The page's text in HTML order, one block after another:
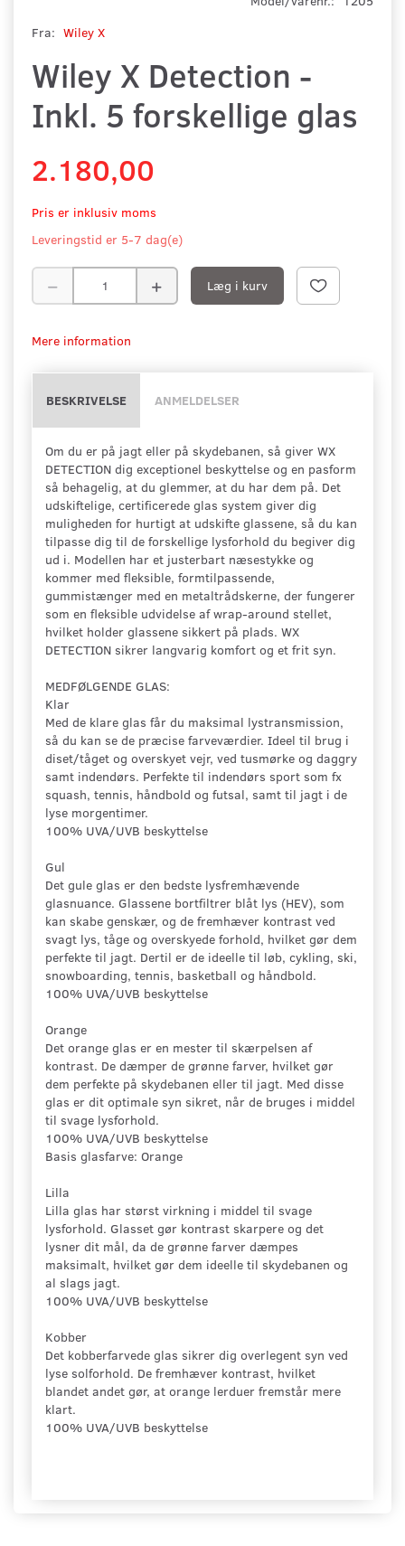
Fra: Wiley X
Wiley X Detection -
Inkl. 5 forskellige glas
2.180,00
Pris er inklusiv moms
Leveringstid er 5-7 dag(e)
Læg i kurv
Mere information
BESKRIVELSE ANMELDELSER
Om du er på jagt eller på skydebanen, så giver WX
DETECTION dig exceptionel beskyttelse og en pasform
så behagelig, at du glemmer, at du har dem på. Det
udskiftelige, certificerede glas system giver dig
muligheden for hurtigt at udskifte glassene, så du kan
tilpasse dig til de forskellige lysforhold du begiver dig
ud i. Modellen har et justerbart næsestykke og
kommer med fleksible, formtilpassende,
gummistænger med en metaltrådskerne, der fungerer
som en fleksible udvidelse af wrap-around stellet,
hvilket holder glassene sikkert på plads. WX
DETECTION sikrer langvarig komfort og et frit syn.
MEDFØLGENDE GLAS:
Klar
Med de klare glas får du maksimal lystransmission,
så du kan se de præcise farveværdier. Ideel til brug i
diset/tåget og overskyet vejr, ved tusmørke og daggry
samt indendørs. Perfekte til indendørs sport som fx
squash, tennis, håndbold og futsal, samt til jagt i de
lyse morgentimer.
100% UVA/UVB beskyttelse
Gul
Det gule glas er den bedste lysfremhævende
glasnuance. Glassene bortfiltrer blåt lys (HEV), som
kan skabe genskær, og de fremhæver kontrast ved
svagt lys, tåge og overskyede forhold, hvilket gør dem
perfekte til jagt. Dertil er de ideelle til løb, cykling, ski,
snowboarding, tennis, basketball og håndbold.
100% UVA/UVB beskyttelse
Orange
Det orange glas er en mester til skærpelsen af
kontrast. De dæmper de grønne farver, hvilket gør
dem perfekte på skydebanen eller til jagt. Med disse
glas er dit optimale syn sikret, når de bruges i middel
til svage lysforhold.
100% UVA/UVB beskyttelse
Basis glasfarve: Orange
Lilla
Lilla glas har størst virkning i middel til svage
lysforhold. Glasset gør kontrast skarpere og det
lysner dit mål, da de grønne farver dæmpes
maksimalt, hvilket gør dem ideelle til skydebanen og
al slags jagt.
100% UVA/UVB beskyttelse
Kobber
Det kobberfarvede glas sikrer dig overlegent syn ved
lyse solforhold. De fremhæver kontrast, hvilket
blandet andet gør, at orange lerduer fremstår mere
klart.
100% UVA/UVB beskyttelse